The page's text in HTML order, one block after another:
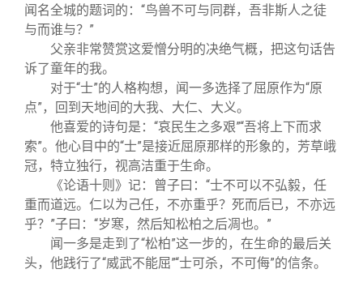
闻名全城的题词的：“鸟兽不可与同群，吾非斯人之徒
与而谁与？”
父亲非常赞赏这爱憎分明的决绝气概，把这句话告
诉了童年的我。
对于“士”的人格构想，闻一多选择了屈原作为“原
点”，回到天地间的大我、大仁、大义。
他喜爱的诗句是：“哀民生之多艰”“吾将上下而求
索”。他心目中的“士”是接近屈原那样的形象的，芳草峨
冠，特立独行，视高洁重于生命。
《论语十则》记：曾子曰：“士不可以不弘毅，任
重而道远。仁以为己任，不亦重乎？死而后已，不亦远
乎？”子曰：“岁寒，然后知松柏之后凋也。”
闻一多是走到了“松柏”这一步的，在生命的最后关
头，他践行了“威武不能屈”“士可杀，不可侮”的信条。